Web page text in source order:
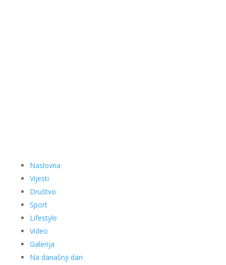
Naslovna
Vijesti
Društvo
Sport
Lifestyle
Video
Galerija
Na današnji dan